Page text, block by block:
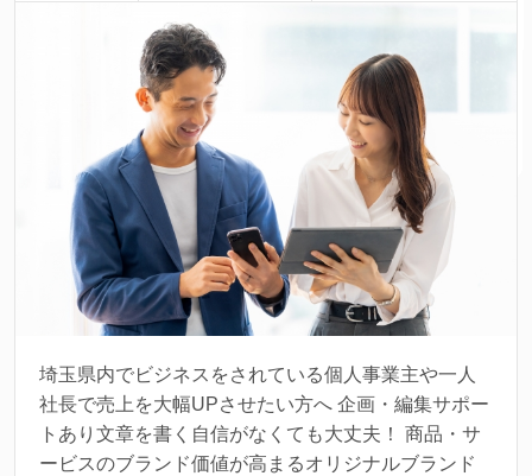
埼玉県内でビジネスをされている個人事業主や一人
社長で売上を大幅UPさせたい方へ 企画・編集サポー
トあり文章を書く自信がなくても大丈夫！ 商品・サ
ービスのブランド価値が高まるオリジナルブランド